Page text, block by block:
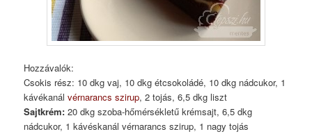
Hozzávalók:
Csokis rész: 10 dkg vaj, 10 dkg étcsokoládé, 10 dkg nádcukor, 1
kávékanálvérnarancs szirup, 2 tojás, 6,5 dkg liszt
Sajtkrém:20 dkg szoba-hőmérsékletű krémsajt, 6,5 dkg
nádcukor, 1 kávéskanál vérnarancs szirup, 1 nagy tojás